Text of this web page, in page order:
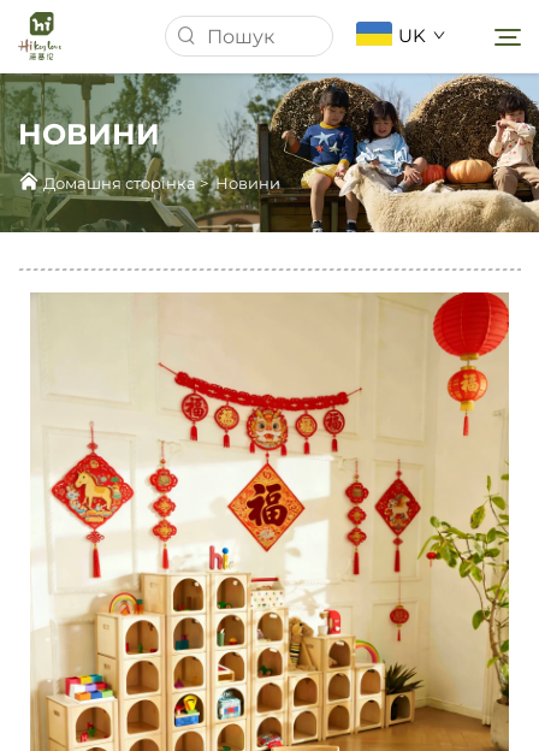
UK
Домашня сторінка
Про Нас
Справи
Завантажити
Зв’язатися з нами
Блоги
НОВИНИ
Домашня сторінка>Новини